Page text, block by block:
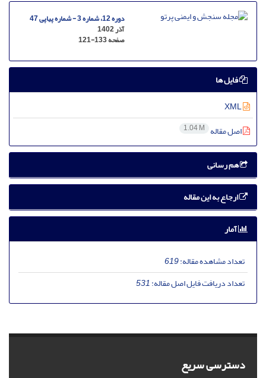
دوره 12، شماره 3 - شماره پیاپی 47
آذر 1402
صفحه121-133
فایل ها
اصل مقاله 1.04 M
هم رسانی
ارجاع به این مقاله
آمار
تعداد مشاهده مقاله:619
تعداد دریافت فایل اصل مقاله:531
دسترسی سریع